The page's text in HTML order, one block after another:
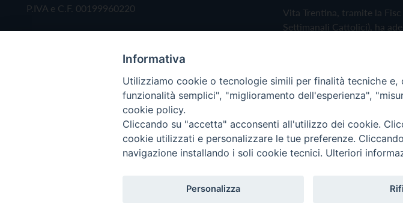
P.IVA e C.F. 00199960220
Vita Trentina, tramite la
Settimanali Cattolici), ha
Privacy Policy Cookie
Copyright © 2019 - Tutti i diritti riservati - Vita Trentina Editrice
Informativa
Utilizziamo cookie o tecnologie simili per finalità tecniche
funzionalità semplici", "miglioramento dell'esperienza",
cookie policy.
Cliccando su "accetta" acconsenti all'utilizzo dei cookie.
cookie utilizzati e personalizzare le tue preferenze.
navigazione installando i soli cookie tecnici. Ulteriori
Personalizza